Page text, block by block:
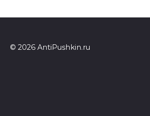
© 2026 AntiPushkin.ru